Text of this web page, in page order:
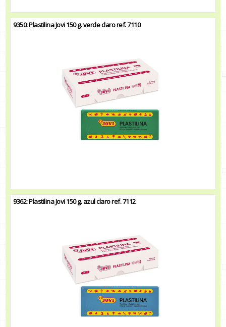
9350: Plastilina Jovi 150 g. verde claro ref. 7110
9362: Plastilina Jovi 150 g. azul claro ref. 7112